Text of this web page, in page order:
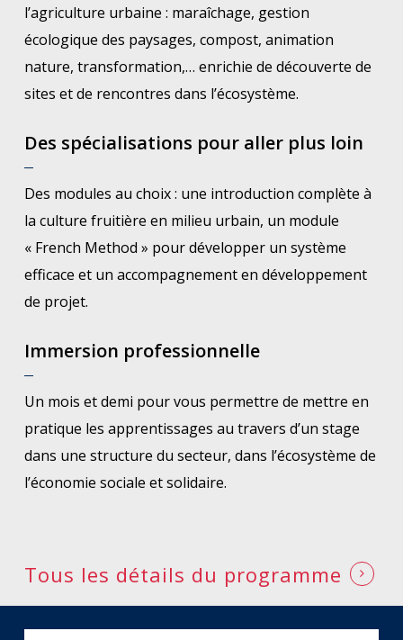
l’agriculture urbaine : maraîchage, gestion
écologique des paysages, compost, animation
nature, transformation,… enrichie de découverte de
sites et de rencontres dans l’écosystème.
Des spécialisations pour aller plus loin
Des modules au choix : une introduction complète à
la culture fruitière en milieu urbain, un module
« French Method » pour développer un système
efficace et un accompagnement en développement
de projet.
Immersion professionnelle
Un mois et demi pour vous permettre de mettre en
pratique les apprentissages au travers d’un stage
dans une structure du secteur, dans l’écosystème de
l’économie sociale et solidaire.
Tous les détails du programme